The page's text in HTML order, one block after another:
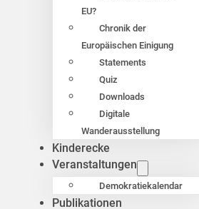
EU?
Chronik der
Europäischen Einigung
Statements
Quiz
Downloads
Digitale
Wanderausstellung
Kinderecke
Veranstaltungen
Demokratiekalendar
Publikationen